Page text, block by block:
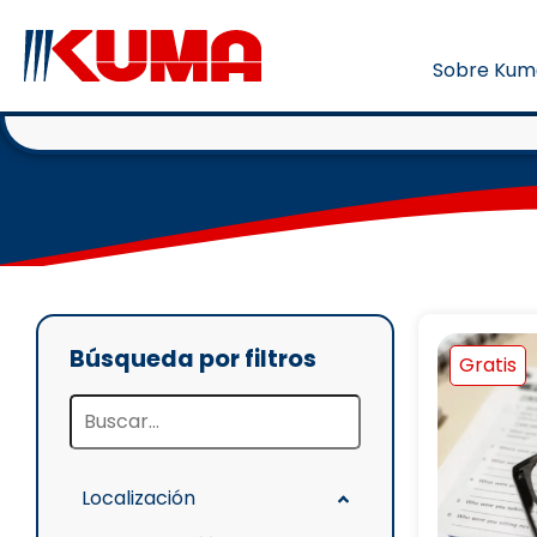
Sobre
Descubre los
Búsqueda por filtros
Localización
Gratis